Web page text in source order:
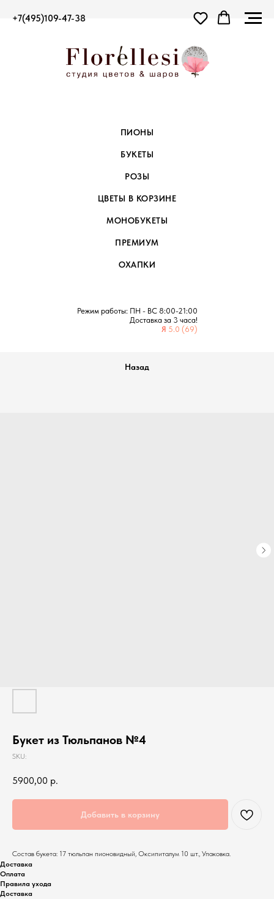
+7(495)109-47-38
ПИОНЫ
БУКЕТЫ
РОЗЫ
ЦВЕТЫ В КОРЗИНЕ
МОНОБУКЕТЫ
ПРЕМИУМ
ОХАПКИ
Режим работы: ПН - ВС 8:00-21:00
Доставка за 3 часа!
Я 5.0 (69)
Назад
Букет из Тюльпанов №4
SKU:
5900,00 р.
Добавить в корзину
Состав букета: 17 тюльпан пионовидный, Оксипиталум 10 шт., Упаковка.
Доставка
Оплата
Правила ухода
Доставка